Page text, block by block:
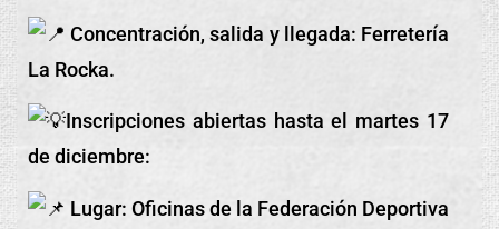
Concentración, salida y llegada: Ferretería
La Rocka.
Inscripciones abiertas hasta el martes 17
de diciembre:
Lugar: Oficinas de la Federación Deportiva